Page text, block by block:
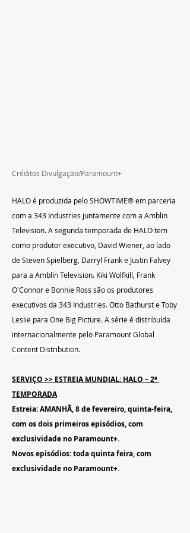
Créditos Divulgação/Paramount+
HALO é produzida pelo SHOWTIME® em parceria
com a 343 Industries juntamente com a Amblin
Television. A segunda temporada de HALO tem
como produtor executivo, David Wiener, ao lado
de Steven Spielberg, Darryl Frank e Justin Falvey
para a Amblin Television. Kiki Wolfkill, Frank
O'Connor e Bonnie Ross são os produtores
executivos da 343 Industries. Otto Bathurst e Toby
Leslie para One Big Picture. A série é distribuída
internacionalmente pelo Paramount Global
Content Distribution.
SERVIÇO >> ESTREIA MUNDIAL: HALO – 2ª
TEMPORADA
Estreia: AMANHÃ, 8 de fevereiro, quinta-feira,
com os dois primeiros episódios, com
exclusividade no Paramount+.
Novos episódios: toda quinta feira, com
exclusividade no Paramount+.